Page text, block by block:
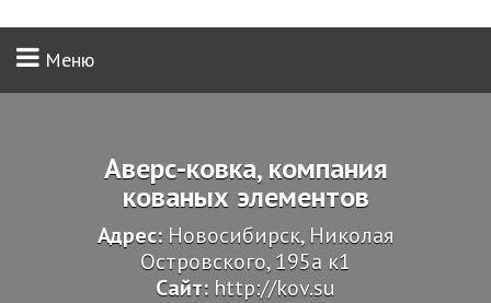
Меню
Аверс-ковка, компания
кованых элементов
Адрес: Новосибирск, Николая
Островского, 195а к1
Сайт: http://kov.su